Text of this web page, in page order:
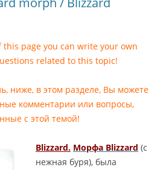
this page you can write your own
related to this topic!
ниже, в этом разделе, Вы можете
комментарии или вопросы,
с этой темой!
Blizzard. Морфа Blizzard (с
нежная буря), была